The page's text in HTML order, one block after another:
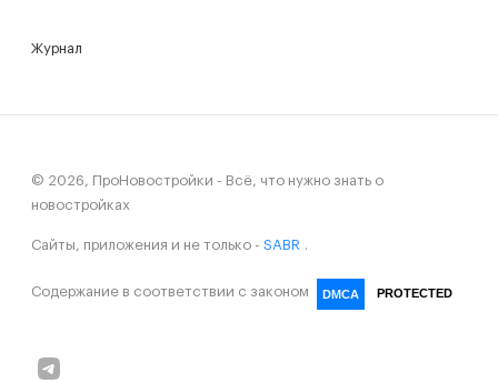
Журнал
© 2026, ПроНовостройки - Всё, что нужно знать о
новостройках
Сайты, приложения и не только - SABR
Содержание в соответствии с законом DMCA PROTECTED